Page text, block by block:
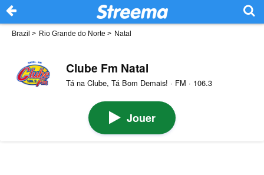
Brazil > Rio Grande do Norte > Natal
Clube Fm Natal
Tá na Clube, Tá Bom Demais! · FM · 106.3
Jouer